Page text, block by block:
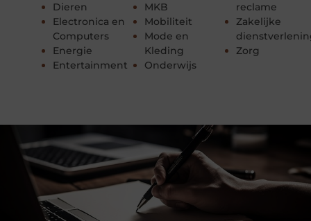
Dieren
Electronica en
Computers
Energie
Entertainment
MKB
Mobiliteit
Mode en
Kleding
Onderwijs
reclame
Zakelijke
Zorg